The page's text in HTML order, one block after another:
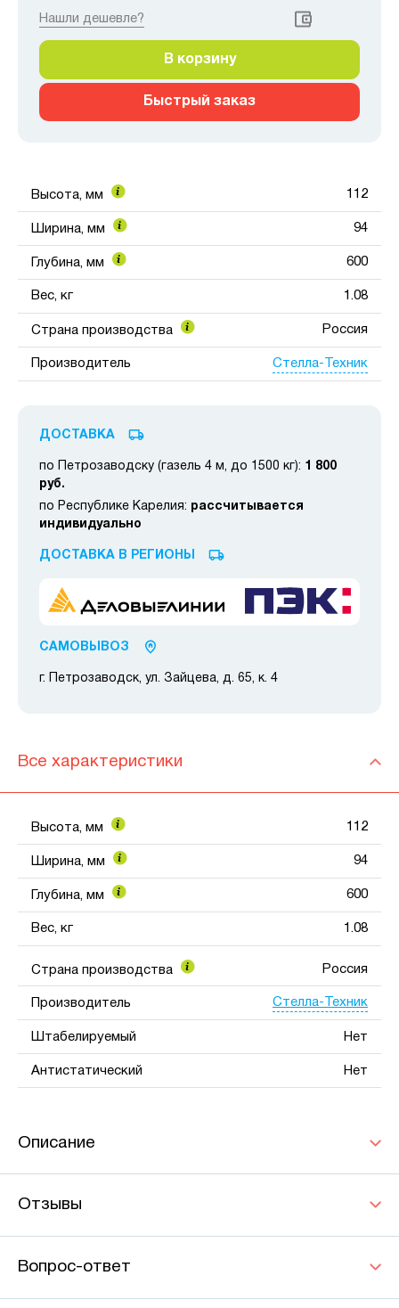
Нашли дешевле?
В корзину
Быстрый заказ
Высота, мм 112
Ширина, мм 94
Глубина, мм 600
Вес, кг 1.08
Страна производства Россия
Производитель Стелла-Техник
ДОСТАВКА
по Петрозаводску (газель 4 м, до 1500 кг): 1 800
руб.
по Республике Карелия: рассчитывается
индивидуально
ДОСТАВКА В РЕГИОНЫ
САМОВЫВОЗ
г. Петрозаводск, ул. Зайцева, д. 65, к. 4
Все характеристики
Высота, мм 112
Ширина, мм 94
Глубина, мм 600
Вес, кг 1.08
Страна производства Россия
Производитель Стелла-Техник
Штабелируемый Нет
Антистатический Нет
Описание
Отзывы
Вопрос-ответ